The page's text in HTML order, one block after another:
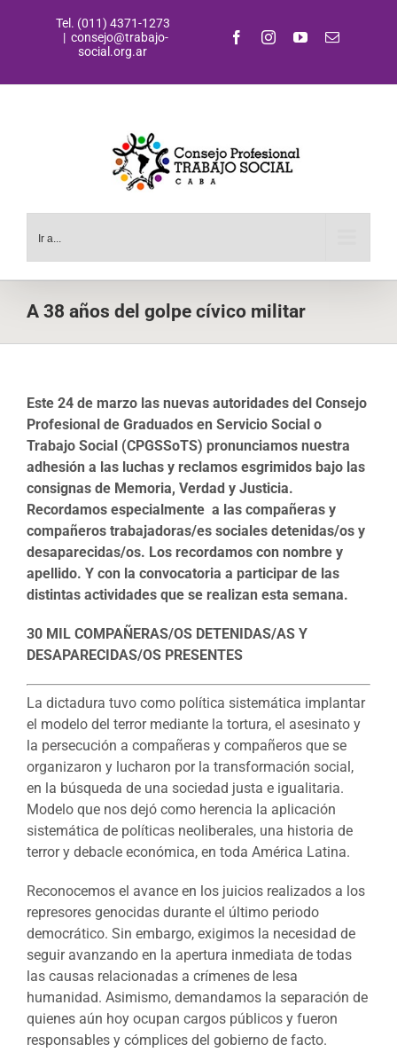
Tel. (011) 4371-1273
| consejo@trabajo-
social.org.ar
FacebookInstagramYouTubeCorreo
Ir a...
A 38 años del golpe cívico militar
Este 24 de marzo las nuevas autoridades del Consejo
Profesional de Graduados en Servicio Social o
Trabajo Social (CPGSSoTS) pronunciamos nuestra
adhesión a las luchas y reclamos esgrimidos bajo las
consignas de Memoria, Verdad y Justicia.
Recordamos especialmente a las compañeras y
compañeros trabajadoras/es sociales detenidas/os y
desaparecidas/os. Los recordamos con nombre y
apellido. Y con la convocatoria a participar de las
distintas actividades que se realizan esta semana.
30 MIL COMPAÑERAS/OS DETENIDAS/AS Y
DESAPARECIDAS/OS PRESENTES
La dictadura tuvo como política sistemática implantar
el modelo del terror mediante la tortura, el asesinato y
la persecución a compañeras y compañeros que se
organizaron y lucharon por la transformación social,
en la búsqueda de una sociedad justa e igualitaria.
Modelo que nos dejó como herencia la aplicación
sistemática de políticas neoliberales, una historia de
terror y debacle económica, en toda América Latina.
Reconocemos el avance en los juicios realizados a los
represores genocidas durante el último periodo
democrático. Sin embargo, exigimos la necesidad de
seguir avanzando en la apertura inmediata de todas
las causas relacionadas a crímenes de lesa
humanidad. Asimismo, demandamos la separación de
quienes aún hoy ocupan cargos públicos y fueron
responsables y cómplices del gobierno de facto.